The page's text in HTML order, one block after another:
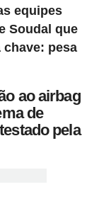
equipes
Soudal que
pesa
ao airbag
de
pela